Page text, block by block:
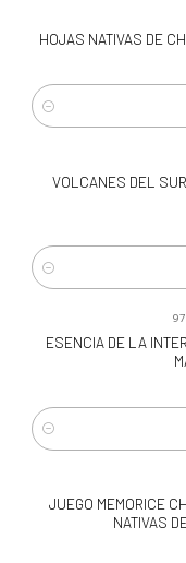
HOJAS NATIVAS DE
Cantidad
VOLCANES DEL
Cantidad
-30%OFF
ESENCIA DE LA
Cantidad
-21% OFF
JUEGO MEMORICE
NATIVAS